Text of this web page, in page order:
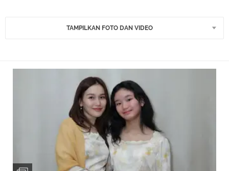
TAMPILKAN FOTO DAN VIDEO